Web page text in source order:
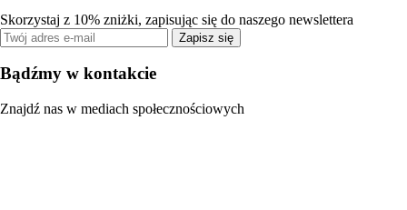
Skorzystaj z 10% zniżki, zapisując się do naszego newslettera
Zapisz się
Bądźmy w kontakcie
Znajdź nas w mediach społecznościowych